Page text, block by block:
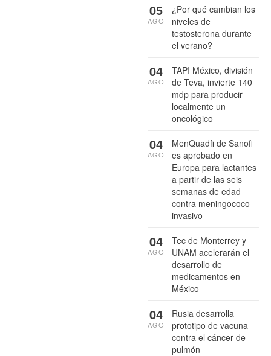
¿Por qué cambian los
niveles de
testosterona durante
el verano?
05
AGO
TAPI México, división
de Teva, invierte 140
mdp para producir
localmente un
oncológico
04
AGO
MenQuadfi de Sanofi
es aprobado en
Europa para lactantes
a partir de las seis
semanas de edad
contra meningococo
invasivo
04
AGO
Tec de Monterrey y
UNAM acelerarán el
desarrollo de
medicamentos en
México
04
AGO
Rusia desarrolla
prototipo de vacuna
contra el cáncer de
pulmón
04
AGO